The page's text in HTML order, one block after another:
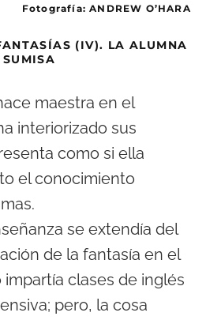
Fotografía: ANDREW O’HARA
(IV). LA ALUMNA
SUMISA
maestra en el
interiorizado sus
como si ella
el conocimiento
se extendía del
de la fantasía en el
clases de inglés
pero, la cosa